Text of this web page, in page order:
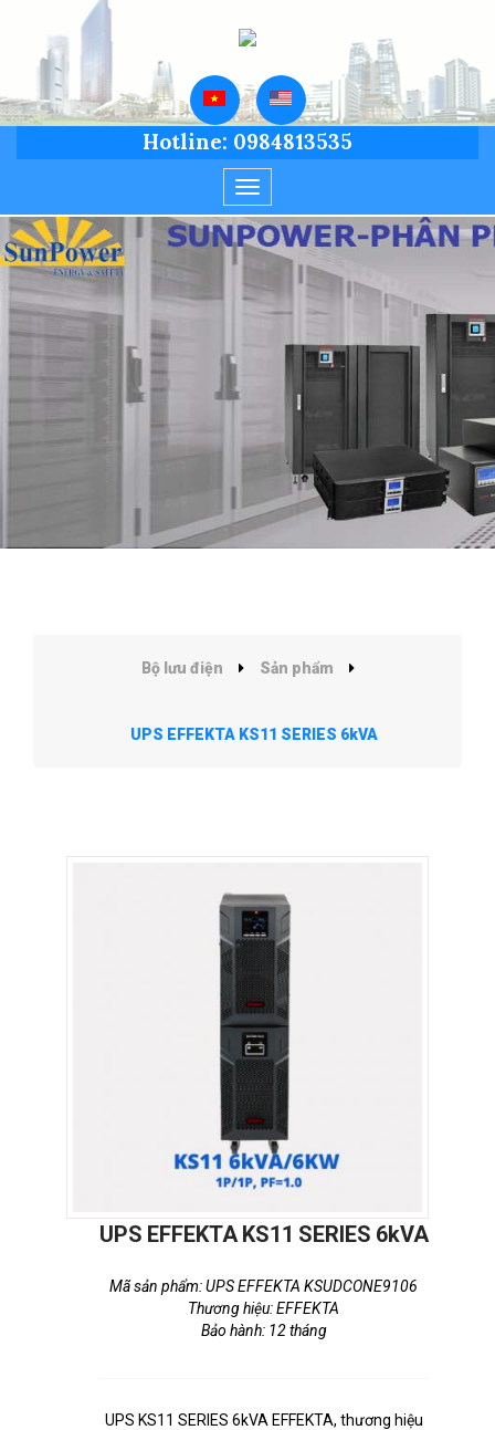
Toggle
navigation
Hotline: 0984813535
Bộ lưu điện Sản phẩm
UPS EFFEKTA KS11 SERIES 6kVA
UPS EFFEKTA KS11 SERIES 6kVA
Mã sản phẩm: UPS EFFEKTA KSUDCONE9106
Thương hiệu: EFFEKTA
Bảo hành: 12 tháng
UPS KS11 SERIES 6kVA EFFEKTA, thương hiệu